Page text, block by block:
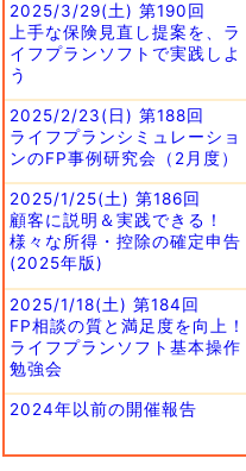
2025/3/29(土) 第190回
上手な保険見直し提案を、ラ
イフプランソフトで実践しよ
う
2025/2/23(日) 第188回
ライフプランシミュレーショ
ンのFP事例研究会（2月度）
2025/1/25(土) 第186回
顧客に説明＆実践できる！
様々な所得・控除の確定申告
(2025年版)
2025/1/18(土) 第184回
FP相談の質と満足度を向上！
ライフプランソフト基本操作
勉強会
2024年以前の開催報告